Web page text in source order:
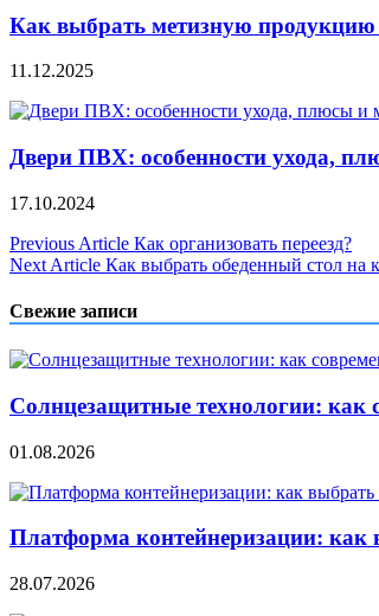
Как выбрать метизную
11.12.2025
Двери ПВХ: особенности ухода,
17.10.2024
Навигация
по
записям
Previous Article Как организовать переезд?
Next Article Как выбрать обеденный стол на
Свежие записи
Солнцезащитные технологии: как
01.08.2026
Платформа контейнеризации:
28.07.2026